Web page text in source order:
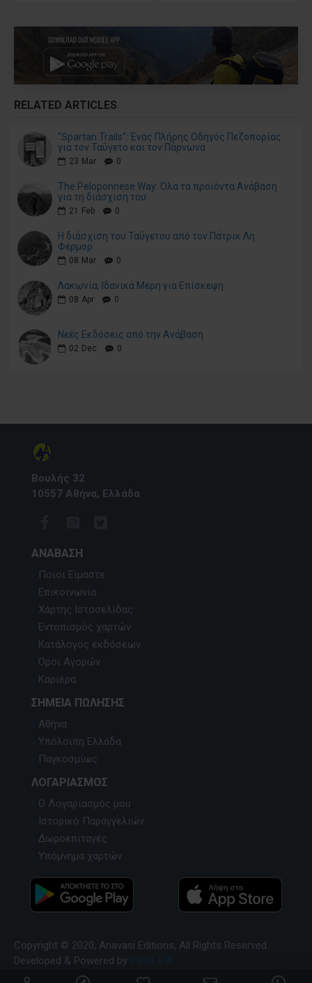
RELATED ARTICLES
"Spartan Trails": Ένας Πλήρης Οδηγός Πεζοπορίας
για τον Ταΰγετο και τον Πάρνωνα
23 Mar 0
The Peloponnese Way: Όλα τα προϊόντα Ανάβαση
για τη διάσχιση του
21 Feb 0
Η διάσχιση του Ταΰγετου από τον Πάτρικ Λη
Φέρμορ
08 Mar 0
Λακωνία, Ιδανικά Μέρη για Επίσκεψη
08 Apr 0
Νεές Εκδόσεις από την Ανάβαση
02 Dec 0
Βουλής 32
10557 Αθήνα, Ελλάδα
ΑΝΆΒΑΣΗ
Ποιοι Είμαστε
Επικοινωνία
Χάρτης Ιστοσελίδας
Εντοπισμός χαρτών
Κατάλογος εκδόσεων
Όροι Αγορών
Καριέρα
ΣΗΜΕΊΑ ΠΏΛΗΣΗΣ
Αθήνα
Υπόλοιπη Ελλάδα
Παγκοσμίως
ΛΟΓΑΡΙΑΣΜΌΣ
Ο Λογαριασμός μου
Ιστορικό Παραγγελιών
Δωροεπιταγές
Υπόμνημα χαρτών
Copyright © 2020, Anavasi Editions, All Rights Reserved.
Developed & Powered by